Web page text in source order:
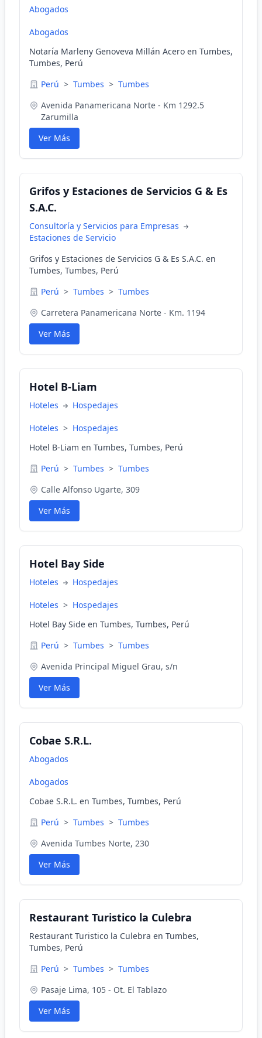
Abogados
Abogados
Notaría Marleny Genoveva Millán Acero en Tumbes,
Tumbes, Perú
Perú > Tumbes > Tumbes
Avenida Panamericana Norte - Km 1292.5
Zarumilla
Ver Más
Grifos y Estaciones de Servicios G & Es
S.A.C.
Consultoría y Servicios para Empresas
Estaciones de Servicio
Grifos y Estaciones de Servicios G & Es S.A.C. en
Tumbes, Tumbes, Perú
Perú > Tumbes > Tumbes
Carretera Panamericana Norte - Km. 1194
Ver Más
Hotel B-Liam
Hoteles Hospedajes
Hoteles > Hospedajes
Hotel B-Liam en Tumbes, Tumbes, Perú
Perú > Tumbes > Tumbes
Calle Alfonso Ugarte, 309
Ver Más
Hotel Bay Side
Hoteles Hospedajes
Hoteles > Hospedajes
Hotel Bay Side en Tumbes, Tumbes, Perú
Perú > Tumbes > Tumbes
Avenida Principal Miguel Grau, s/n
Ver Más
Cobae S.R.L.
Abogados
Abogados
Cobae S.R.L. en Tumbes, Tumbes, Perú
Perú > Tumbes > Tumbes
Avenida Tumbes Norte, 230
Ver Más
Restaurant Turistico la Culebra
Restaurant Turistico la Culebra en Tumbes,
Tumbes, Perú
Perú > Tumbes > Tumbes
Pasaje Lima, 105 - Ot. El Tablazo
Ver Más